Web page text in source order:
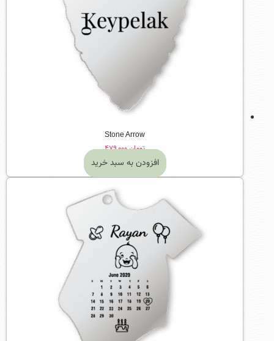
Stone Arrow
تومان۴۷۹,۰۰۰
افزودن به سبد خرید